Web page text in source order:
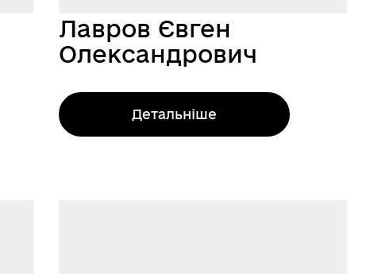
Лавров Євген
Олександрович
Детальніше